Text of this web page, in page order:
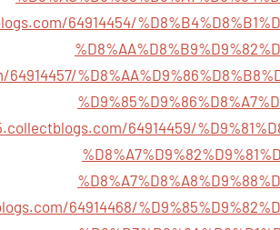
64914454/
64914459/
64914468/